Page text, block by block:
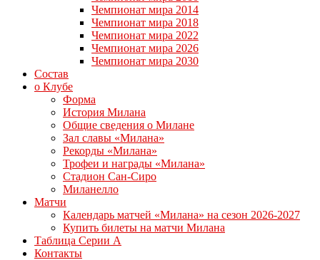
Чемпионат мира 2014
Чемпионат мира 2018
Чемпионат мира 2022
Чемпионат мира 2026
Чемпионат мира 2030
Состав
о Клубе
Форма
История Милана
Общие сведения о Милане
Зал славы «Милана»
Рекорды «Милана»
Трофеи и награды «Милана»
Стадион Сан-Сиро
Миланелло
Матчи
Календарь матчей «Милана» на сезон 2026-2027
Купить билеты на матчи Милана
Таблица Серии А
Контакты